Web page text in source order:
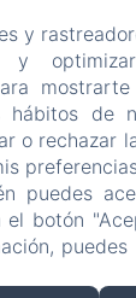
Inicio
Las casas
Contacto
y
y
hábitos de
o rechazar
puedes
el botón
puedes